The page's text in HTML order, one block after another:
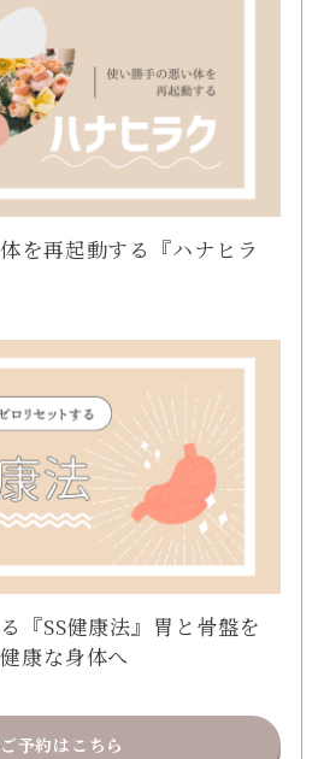
を再起動する『ハナヒラ
『SS健康法』胃と骨盤を
康な身体へ
ご予約はこちら